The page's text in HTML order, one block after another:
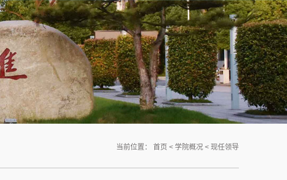
当前位置： 首页 < 学院概况 < 现任领导